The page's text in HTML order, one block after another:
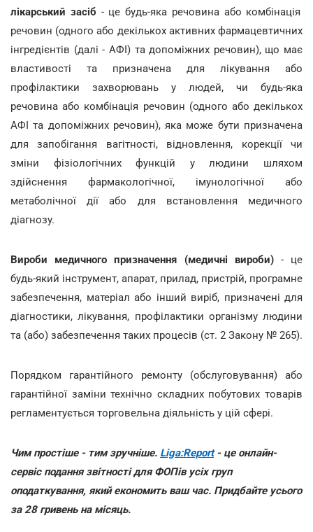
лікарський засіб - це будь-яка речовина або комбінація
речовин (одного або декількох активних фармацевтичних
інгредієнтів (далі - АФІ) та допоміжних речовин), що має
властивості та призначена для лікування або
профілактики захворювань у людей, чи будь-яка
речовина або комбінація речовин (одного або декількох
АФІ та допоміжних речовин), яка може бути призначена
для запобігання вагітності, відновлення, корекції чи
зміни фізіологічних функцій у людини шляхом
здійснення фармакологічної, імунологічної або
метаболічної дії або для встановлення медичного
діагнозу.
Вироби медичного призначення (медичні вироби) - це
будь-який інструмент, апарат, прилад, пристрій, програмне
забезпечення, матеріал або інший виріб, призначені для
діагностики, лікування, профілактики організму людини
та (або) забезпечення таких процесів (ст. 2 Закону № 265).
Порядком гарантійного ремонту (обслуговування) або
гарантійної заміни технічно складних побутових товарів
регламентується торговельна діяльність у цій сфері.
Чим простіше - тим зручніше. Liga:Report- це онлайн-
сервіс подання звітності для ФОПів усіх груп
оподаткування, який економить ваш час. Придбайте усього
за 28 гривень на місяць.